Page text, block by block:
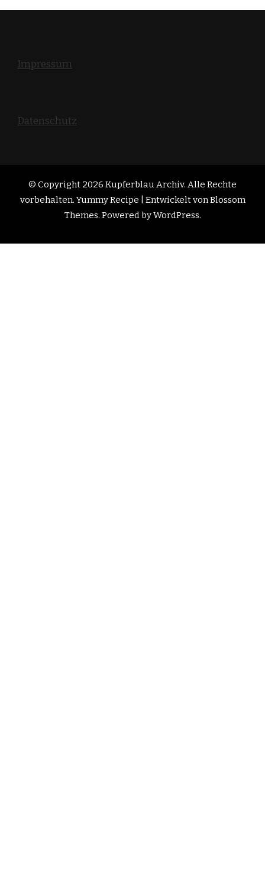
Impressum
Datenschutz
© Copyright 2026 Kupferblau Archiv. Alle Rechte
vorbehalten. Yummy Recipe | Entwickelt vonBlossom
Themes. Powered byWordPress.